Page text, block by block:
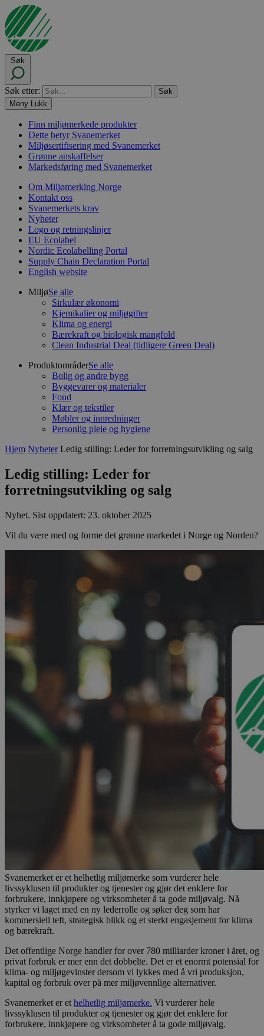
Søk
Søk etter:
Meny Lukk
Finn miljømerkede produkter
Dette betyr Svanemerket
Miljøsertifisering med Svanemerket
Grønne anskaffelser
Markedsføring med Svanemerket
Om Miljømerking Norge
Kontakt oss
Svanemerkets krav
Nyheter
Logo og retningslinjer
EU Ecolabel
Nordic Ecolabelling Portal
Supply Chain Declaration Portal
English website
MiljøSe alle
Sirkulær økonomi
Kjemikalier og miljøgifter
Klima og energi
Bærekraft og biologisk mangfold
Clean Industrial Deal (tidligere Green Deal)
ProduktområderSe alle
Bolig og andre bygg
Byggevarer og materialer
Fond
Klær og tekstiler
Møbler og innredninger
Personlig pleie og hygiene
Hjem Nyheter Ledig stilling: Leder for forretningsutvikling og salg
Ledig stilling: Leder for
forretningsutvikling og salg
Nyhet. Sist oppdatert: 23. oktober 2025
Vil du være med og forme det grønne markedet i Norge og Norden?
Svanemerket er et helhetlig miljømerke som vurderer hele
livssyklusen til produkter og tjenester og gjør det enklere for
forbrukere, innkjøpere og virksomheter å ta gode miljøvalg. Nå
styrker vi laget med en ny lederrolle og søker deg som har
kommersiell teft, strategisk blikk og et sterkt engasjement for klima
og bærekraft.
Det offentlige Norge handler for over 780 milliarder kroner i året, og
privat forbruk er mer enn det dobbelte. Det er et enormt potensial for
klima- og miljøgevinster dersom vi lykkes med å vri produksjon,
kapital og forbruk over på mer miljøvennlige alternativer.
Svanemerket er et helhetlig miljømerke. Vi vurderer hele
livssyklusen til produkter og tjenester og gjør det enklere for
forbrukere, innkjøpere og virksomheter å ta gode miljøvalg.